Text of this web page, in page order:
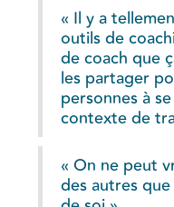
« Il y a
outils de
de coach que
les partager
personnes à
contexte de
« On ne peut
des autres